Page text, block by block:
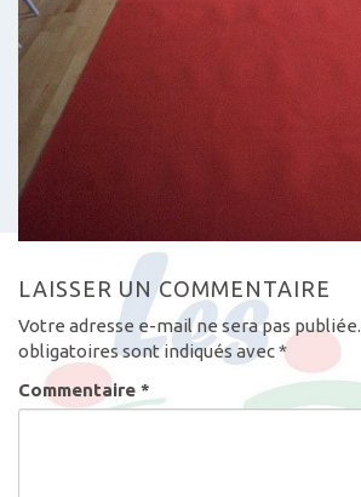
LAISSER UN COMMENTAIRE
Votre adresse e-mail ne sera pas publiée.
obligatoires sont indiqués avec*
Commentaire *